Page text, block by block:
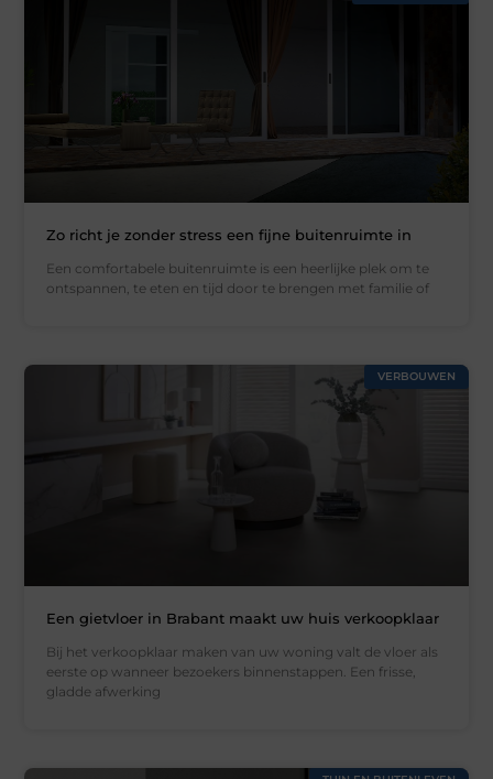
Zo richt je zonder stress een fijne buitenruimte in
Een comfortabele buitenruimte is een heerlijke plek om te
ontspannen, te eten en tijd door te brengen met familie of
VERBOUWEN
Een gietvloer in Brabant maakt uw huis verkoopklaar
Bij het verkoopklaar maken van uw woning valt de vloer als
eerste op wanneer bezoekers binnenstappen. Een frisse,
gladde afwerking